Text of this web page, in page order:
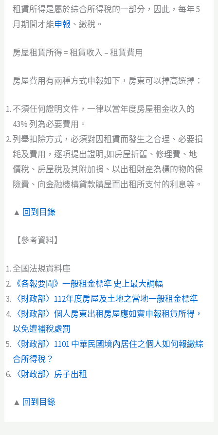
租賃所得是屬於綜合所得稅的一部分，因此，每年 5
月期間才能申報 、繳稅。
房屋租賃所得 = 租賃收入 – 租賃費用
房屋費用有兩種方式申報如下，房東可以擇高選擇：
不須任何證明文件，一律以當年度房屋租金收入的
43% 列為必要費用。
列舉扣除方式，必須對因租賃而發生之合理、必要損
耗及費用，逐項提出證明,如房屋折舊、修理費、地
價稅、房屋稅及其附加捐、以出租財產為標的物的保
險費、向金融機構貸款購屋而出租所支付的利息等。
▲ 回到目錄
【參考資料】
全國法規資料庫
《各報要聞》一般租金標準 史上最大調幅
〈財政部〉112年度房屋及土地之當地一般租金標準
〈財政部〉個人房東出租房屋應如實申報租賃所得，
以免遭補稅處罰
〈財政部〉1101 中華民國境內居住之個人如何報繳綜
合所得稅？
〈財政部〉房子出租
▲ 回到目錄